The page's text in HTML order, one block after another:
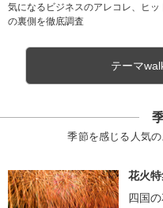
気になるビジネスのアレコレ、ヒッ
の裏側を徹底調査
テーマ
季節を感じる人気
花火特
四国